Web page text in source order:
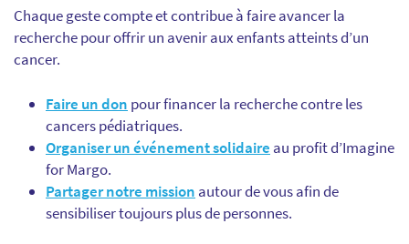
Chaque geste compte et contribue à faire avancer la
recherche pour offrir un avenir aux enfants atteints d’un
cancer.
Faire un don pour financer la recherche contre les
cancers pédiatriques.
Organiser un événement solidaire au profit d’Imagine
for Margo.
Partager notre mission autour de vous afin de
sensibiliser toujours plus de personnes.